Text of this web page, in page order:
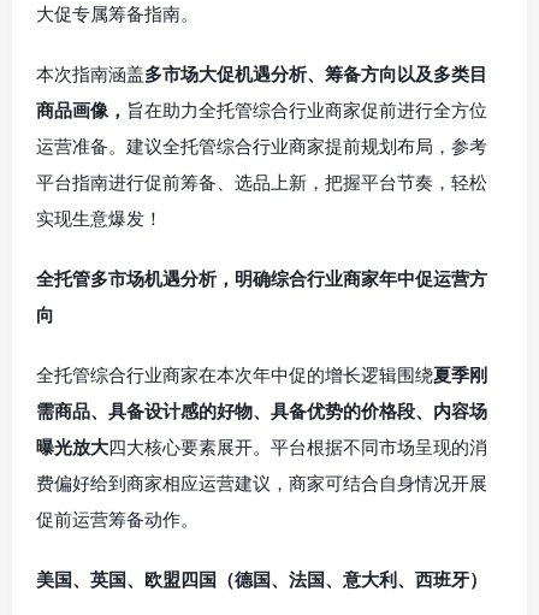
大促专属筹备指南。
本次指南涵盖多市场大促机遇分析、筹备方向以及多类目
商品画像， 旨在助力全托管综合行业商家促前进行全方位
运营准备。建议全托管综合行业商家提前规划布局，参考
平台指南进行促前筹备、选品上新，把握平台节奏，轻松
实现生意爆发！
全托管多市场机遇分析，明确综合行业商家年中促运营方
向
全托管综合行业商家在本次年中促的增长逻辑围绕夏季刚
需商品、具备设计感的好物、具备优势的价格段、内容场
曝光放大四大核心要素展开。平台根据不同市场呈现的消
费偏好给到商家相应运营建议，商家可结合自身情况开展
促前运营筹备动作。
美国、英国、欧盟四国（德国、法国、意大利、西班牙）